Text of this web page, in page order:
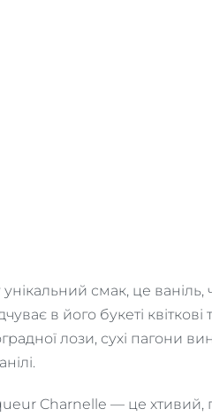
смак, це
в його букеті квіткові
лози, сухі пагони
Charnelle — це хтивий,